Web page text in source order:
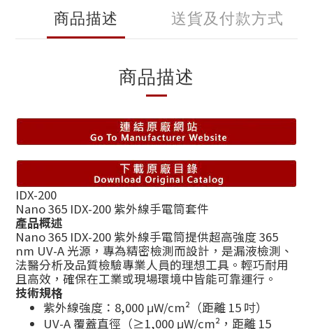
商品描述 送貨及付款方式
商品描述
IDX-200
Nano 365 IDX-200 紫外線手電筒套件
產品概述
Nano 365 IDX-200 紫外線手電筒提供超高強度 365
nm UV-A 光源，專為精密檢測而設計，是漏液檢測、
法醫分析及品質檢驗專業人員的理想工具。輕巧耐用
且高效，確保在工業或現場環境中皆能可靠運行。
技術規格
紫外線強度：8,000 μW/cm²（距離 15 吋）
UV-A 覆蓋直徑（≥1,000 μW/cm²，距離 15